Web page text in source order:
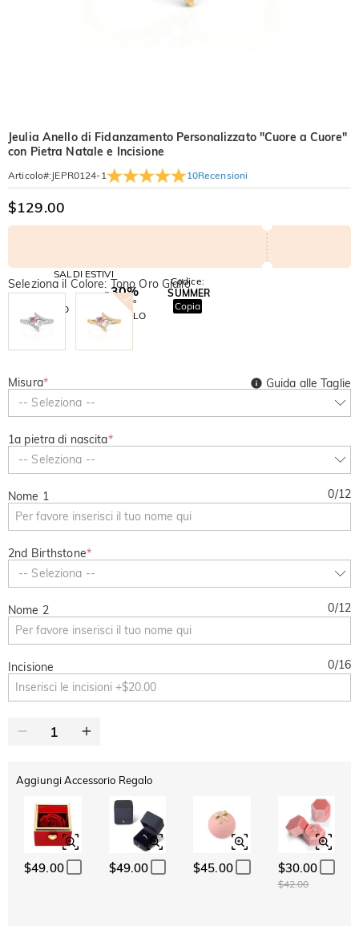
Jeulia Anello di Fidanzamento Personalizzato "Cuore a Cuore"
con Pietra Natale e Incisione
Articolo#: JEPR0124-1 10Recensioni
$129.00
SALDI ESTIVI
-10%
SU TUTTO
-30%
SUL 2°
ARTICOLO
Codice:
SUMMER
Copia
Seleziona il Colore: Tono Oro Giallo
Misura*
-- Seleziona --
Guida alle Taglie
1a pietra di nascita*
-- Seleziona --
Nome 1 0/12
2nd Birthstone*
-- Seleziona --
Nome 2 0/12
Incisione 0/16
Aggiungi Accessorio Regalo
$49.00 $49.00 $45.00 $30.00
$42.00